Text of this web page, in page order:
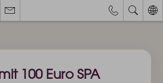
Eventkalender
100 Euro SPA